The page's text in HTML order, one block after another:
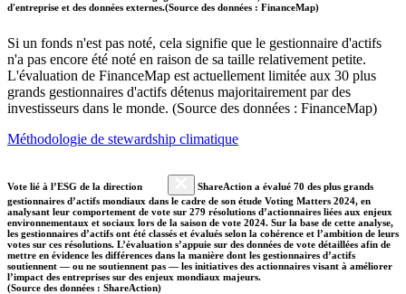
d'entreprise et des données externes.(Source des données : FinanceMap)
Si un fonds n'est pas noté, cela signifie que le gestionnaire d'actifs
n'a pas encore été noté en raison de sa taille relativement petite.
L'évaluation de FinanceMap est actuellement limitée aux 30 plus
grands gestionnaires d'actifs détenus majoritairement par des
investisseurs dans le monde. (Source des données : FinanceMap)
Méthodologie de stewardship climatique
Vote lié à l’ESG de la direction
ShareAction a évalué 70 des plus grands
gestionnaires d’actifs mondiaux dans le cadre de son étude Voting Matters 2024, en
analysant leur comportement de vote sur 279 résolutions d’actionnaires liées aux enjeux
environnementaux et sociaux lors de la saison de vote 2024. Sur la base de cette analyse,
les gestionnaires d’actifs ont été classés et évalués selon la cohérence et l’ambition de leurs
votes sur ces résolutions. L’évaluation s’appuie sur des données de vote détaillées afin de
mettre en évidence les différences dans la manière dont les gestionnaires d’actifs
soutiennent — ou ne soutiennent pas — les initiatives des actionnaires visant à améliorer
l’impact des entreprises sur des enjeux mondiaux majeurs.
(Source des données : ShareAction)